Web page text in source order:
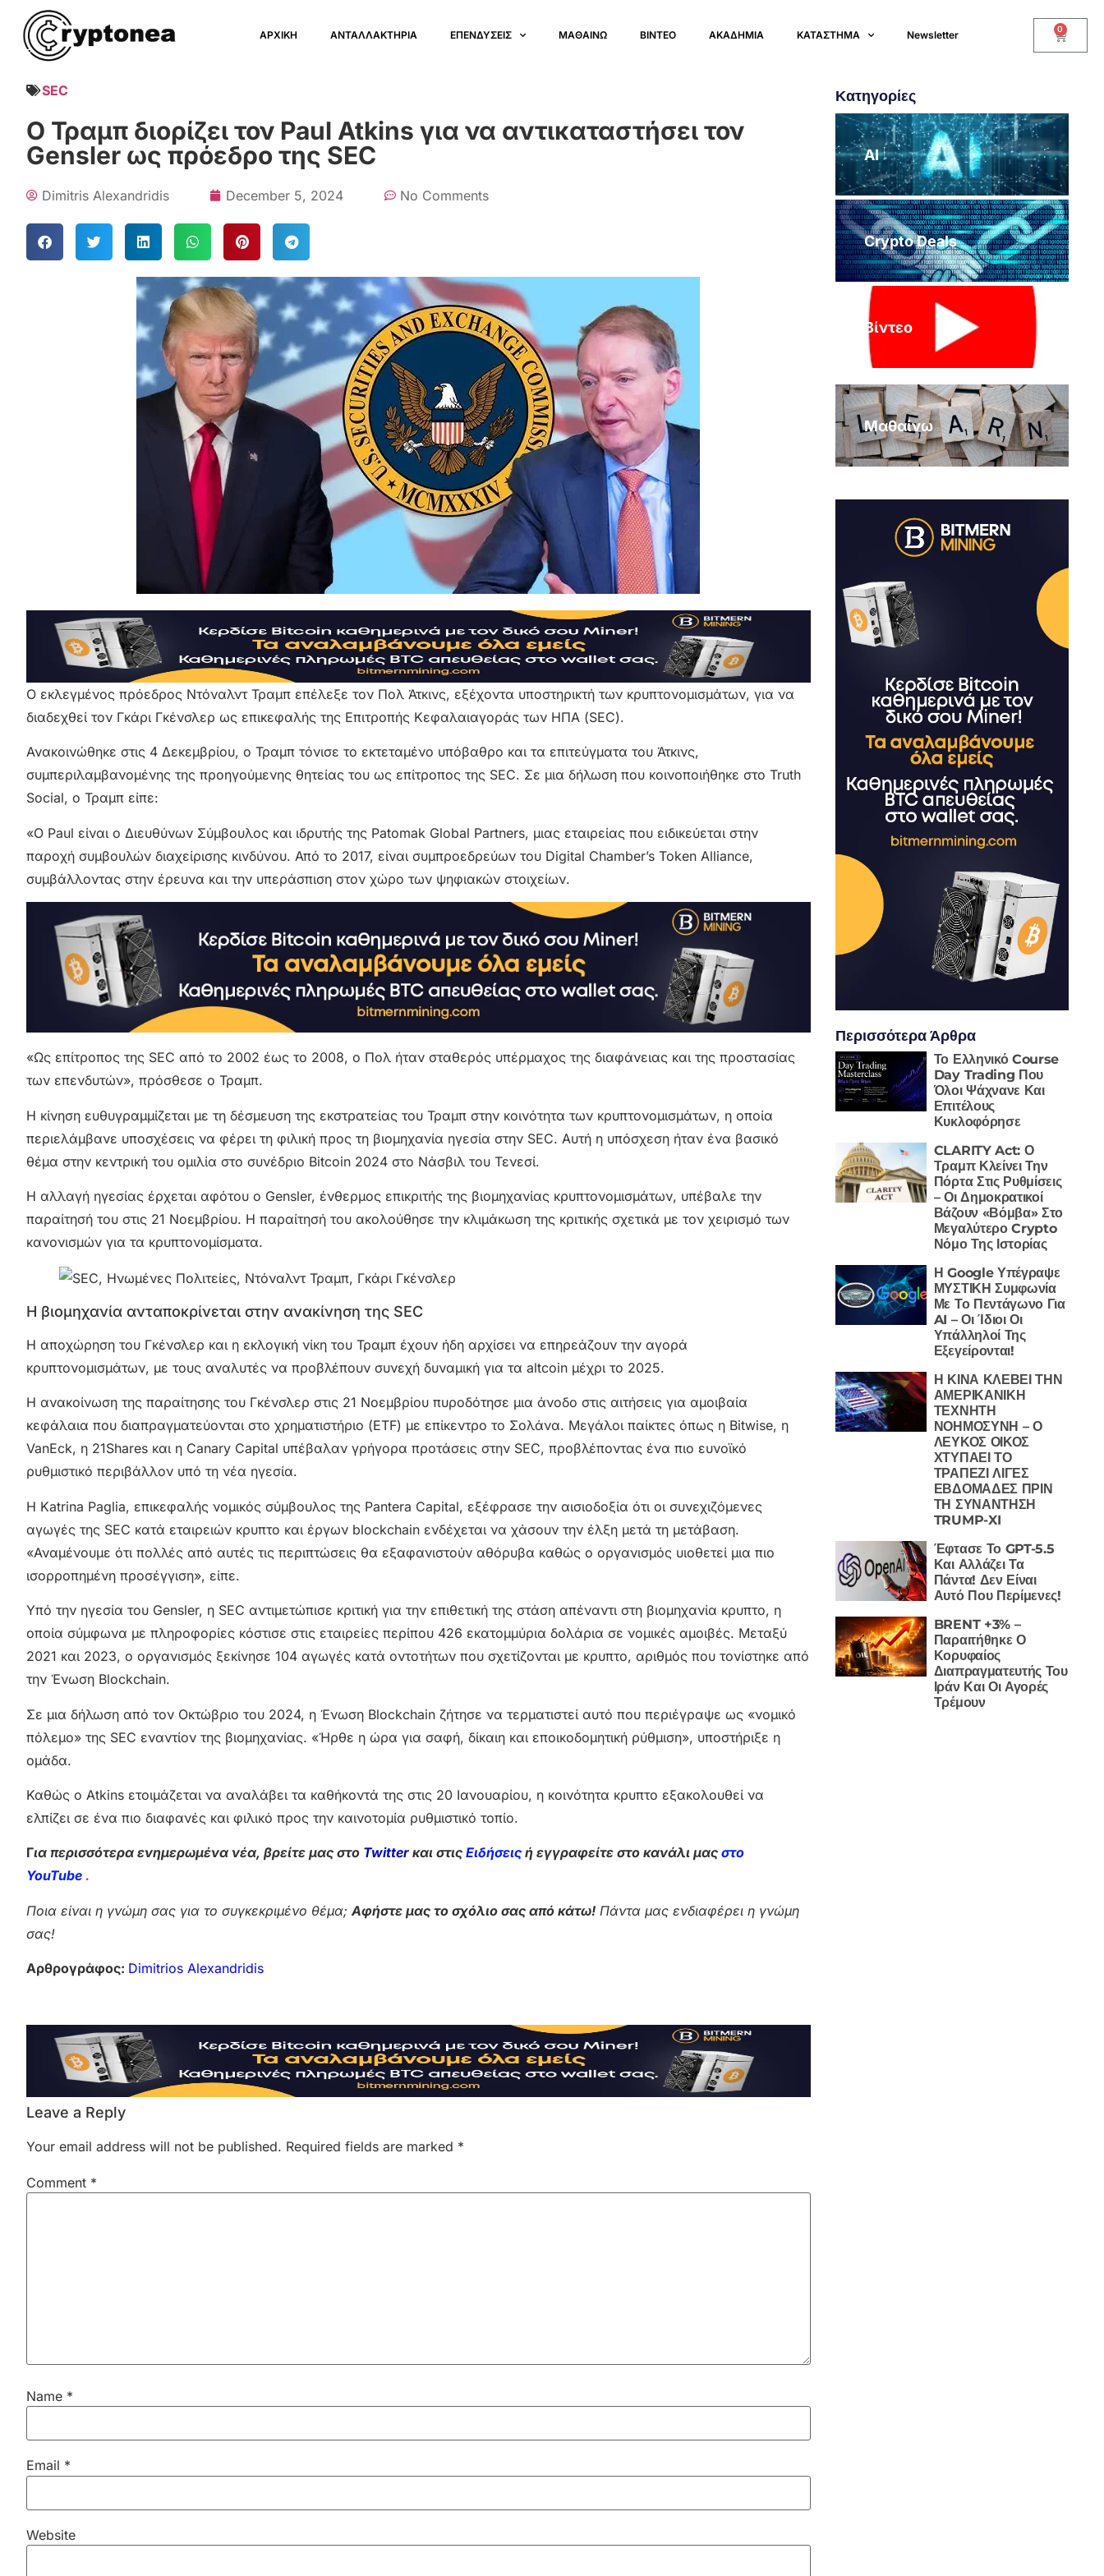
ΑΡΧΙΚΗ ΑΝΤΑΛΛΑΚΤΗΡΙΑ ΕΠΕΝΔΥΣΕΙΣ ΜΑΘΑΙΝΩ ΒΙΝΤΕΟ ΑΚΑΔΗΜΙΑ ΚΑΤΑΣΤΗΜΑ Newsletter 0
SEC
Ο Τραμπ διορίζει τον Paul Atkins για να αντικαταστήσει τον
Gensler ως πρόεδρο της SEC
Dimitris Alexandridis December 5, 2024 No Comments
Ο εκλεγμένος πρόεδρος Ντόναλντ Τραμπ επέλεξε τον Πολ Άτκινς, εξέχοντα υποστηρικτή των κρυπτονομισμάτων, για να
διαδεχθεί τον Γκάρι Γκένσλερ ως επικεφαλής της Επιτροπής Κεφαλαιαγοράς των ΗΠΑ (SEC).
Ανακοινώθηκε στις 4 Δεκεμβρίου, ο Τραμπ τόνισε το εκτεταμένο υπόβαθρο και τα επιτεύγματα του Άτκινς,
συμπεριλαμβανομένης της προηγούμενης θητείας του ως επίτροπος της SEC. Σε μια δήλωση που κοινοποιήθηκε στο Truth
Social, ο Τραμπ είπε:
«Ο Paul είναι ο Διευθύνων Σύμβουλος και ιδρυτής της Patomak Global Partners, μιας εταιρείας που ειδικεύεται στην
παροχή συμβουλών διαχείρισης κινδύνου. Από το 2017, είναι συμπροεδρεύων του Digital Chamber’s Token Alliance,
συμβάλλοντας στην έρευνα και την υπεράσπιση στον χώρο των ψηφιακών στοιχείων.
«Ως επίτροπος της SEC από το 2002 έως το 2008, ο Πολ ήταν σταθερός υπέρμαχος της διαφάνειας και της προστασίας
των επενδυτών», πρόσθεσε ο Τραμπ.
Η κίνηση ευθυγραμμίζεται με τη δέσμευση της εκστρατείας του Τραμπ στην κοινότητα των κρυπτονομισμάτων, η οποία
περιελάμβανε υποσχέσεις να φέρει τη φιλική προς τη βιομηχανία ηγεσία στην SEC. Αυτή η υπόσχεση ήταν ένα βασικό
θέμα στην κεντρική του ομιλία στο συνέδριο Bitcoin 2024 στο Νάσβιλ του Τενεσί.
Η αλλαγή ηγεσίας έρχεται αφότου ο Gensler, ένθερμος επικριτής της βιομηχανίας κρυπτονομισμάτων, υπέβαλε την
παραίτησή του στις 21 Νοεμβρίου. Η παραίτησή του ακολούθησε την κλιμάκωση της κριτικής σχετικά με τον χειρισμό των
κανονισμών για τα κρυπτονομίσματα.
Η βιομηχανία ανταποκρίνεται στην ανακίνηση της SEC
Η αποχώρηση του Γκένσλερ και η εκλογική νίκη του Τραμπ έχουν ήδη αρχίσει να επηρεάζουν την αγορά
κρυπτονομισμάτων, με τους αναλυτές να προβλέπουν συνεχή δυναμική για τα altcoin μέχρι το 2025.
Η ανακοίνωση της παραίτησης του Γκένσλερ στις 21 Νοεμβρίου πυροδότησε μια άνοδο στις αιτήσεις για αμοιβαία
κεφάλαια που διαπραγματεύονται στο χρηματιστήριο (ETF) με επίκεντρο το Σολάνα. Μεγάλοι παίκτες όπως η Bitwise, η
VanEck, η 21Shares και η Canary Capital υπέβαλαν γρήγορα προτάσεις στην SEC, προβλέποντας ένα πιο ευνοϊκό
ρυθμιστικό περιβάλλον υπό τη νέα ηγεσία.
Η Katrina Paglia, επικεφαλής νομικός σύμβουλος της Pantera Capital, εξέφρασε την αισιοδοξία ότι οι συνεχιζόμενες
αγωγές της SEC κατά εταιρειών κρυπτο και έργων blockchain ενδέχεται να χάσουν την έλξη μετά τη μετάβαση.
«Αναμένουμε ότι πολλές από αυτές τις περιπτώσεις θα εξαφανιστούν αθόρυβα καθώς ο οργανισμός υιοθετεί μια πιο
ισορροπημένη προσέγγιση», είπε.
Υπό την ηγεσία του Gensler, η SEC αντιμετώπισε κριτική για την επιθετική της στάση απέναντι στη βιομηχανία κρυπτο, η
οποία σύμφωνα με πληροφορίες κόστισε στις εταιρείες περίπου 426 εκατομμύρια δολάρια σε νομικές αμοιβές. Μεταξύ
2021 και 2023, ο οργανισμός ξεκίνησε 104 αγωγές κατά οντοτήτων που σχετίζονται με κρυπτο, αριθμός που τονίστηκε από
την Ένωση Blockchain.
Σε μια δήλωση από τον Οκτώβριο του 2024, η Ένωση Blockchain ζήτησε να τερματιστεί αυτό που περιέγραψε ως «νομικό
πόλεμο» της SEC εναντίον της βιομηχανίας. «Ήρθε η ώρα για σαφή, δίκαιη και εποικοδομητική ρύθμιση», υποστήριξε η
ομάδα.
Καθώς ο Atkins ετοιμάζεται να αναλάβει τα καθήκοντά της στις 20 Ιανουαρίου, η κοινότητα κρυπτο εξακολουθεί να
ελπίζει σε ένα πιο διαφανές και φιλικό προς την καινοτομία ρυθμιστικό τοπίο.
Για περισσότερα ενημερωμένα νέα, βρείτε μας στο Twitter και στις Ειδήσεις ή εγγραφείτε στο κανάλι μας στο
YouTube .
Ποια είναι η γνώμη σας για το συγκεκριμένο θέμα; Αφήστε μας το σχόλιο σας από κάτω! Πάντα μας ενδιαφέρει η γνώμη
σας!
Αρθρογράφος: Dimitrios Alexandridis
Leave a Reply
Your email address will not be published. Required fields are marked *
Comment *
Name *
Email *
Website
Κατηγορίες
AI
Crypto Deals
Βίντεο
Μαθαίνω
Περισσότερα Άρθρα
Το Ελληνικό Course
Day Trading Που
Όλοι Ψάχνανε Και
Επιτέλους
Κυκλοφόρησε
CLARITY Act: Ο
Τραμπ Κλείνει Την
Πόρτα Στις Ρυθμίσεις
– Οι Δημοκρατικοί
Βάζουν «Βόμβα» Στο
Μεγαλύτερο Crypto
Νόμο Της Ιστορίας
Η Google Υπέγραψε
ΜΥΣΤΙΚΗ Συμφωνία
Με Το Πεντάγωνο Για
AI – Οι Ίδιοι Οι
Υπάλληλοί Της
Εξεγείρονται!
Η ΚΙΝΑ ΚΛΕΒΕΙ ΤΗΝ
ΑΜΕΡΙΚΑΝΙΚΗ
ΤΕΧΝΗΤΗ
ΝΟΗΜΟΣΥΝΗ – Ο
ΛΕΥΚΟΣ ΟΙΚΟΣ
ΧΤΥΠΑΕΙ ΤΟ
ΤΡΑΠΕΖΙ ΛΙΓΕΣ
ΕΒΔΟΜΑΔΕΣ ΠΡΙΝ
ΤΗ ΣΥΝΑΝΤΗΣΗ
TRUMP-XI
Έφτασε Το GPT-5.5
Και Αλλάζει Τα
Πάντα! Δεν Είναι
Αυτό Που Περίμενες!
BRENT +3% –
Παραιτήθηκε Ο
Κορυφαίος
Διαπραγματευτής Του
Ιράν Και Οι Αγορές
Τρέμουν